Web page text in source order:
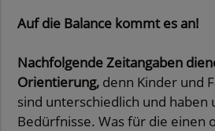
Auf die Balance kommt es an!
Nachfolgende Zeitangaben
Orientierung, denn Kinder und
sind unterschiedlich und haben
Bedürfnisse. Was für die einen